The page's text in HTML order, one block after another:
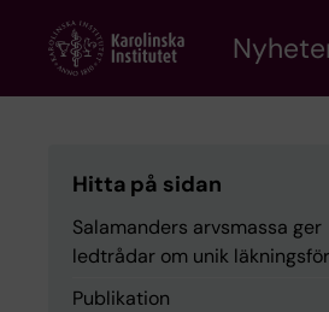
content
Hitta på sidan
Salamanders arvsmassa ger
ledtrådar om unik
Publikation